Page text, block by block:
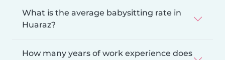
What is the average babysitting rate in
Huaraz?
How many years of work experience does